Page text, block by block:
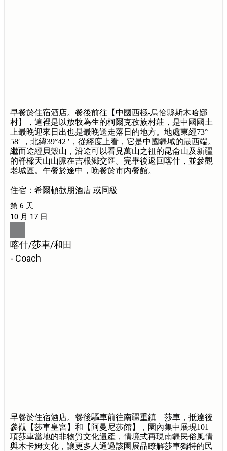
早餐於住宿酒店。餐後前往【中國西極-烏恰縣斯木哈娜
村】，這裡是以放牧為生的柯爾克孜族村莊，是中國國土
上最晚迎來日出也是最晚送走落日的地方。地處東經73°
58′ ，北緯39°42 ′，從經度上看，它是中國疆域的最西端。
繼而途經貝殼山，沿途可以看見萬山之祖的昆侖山及新疆
的脊樑天山山脈在吉根鄉交匯。完畢後返回喀什，並參觀
老城區。午餐於途中，晚餐於市內餐館。
住宿：希爾頓歡朋酒店 或同級
第 6 天
10 月 17 日
喀什/莎車/和田
- Coach
早餐於住宿酒店。餐後驅車前往南疆重鎮—莎車，抵達後
參觀【莎車皇宮】和【阿曼尼莎館】，園內集中展現101
項莎車當地的非物質文化遺產，情境式再現南疆民俗風情
與木卡姆文化，讓更多人通過該園展品瞭解莎車獨特的民